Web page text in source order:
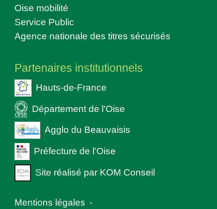
Oise mobilité
Service Public
Agence nationale des titres sécurisés
Partenaires institutionnels
Hauts-de-France
Département de l'Oise
Agglo du Beauvaisis
Préfecture de l'Oise
Site réalisé par KOM Conseil
Mentions légales -